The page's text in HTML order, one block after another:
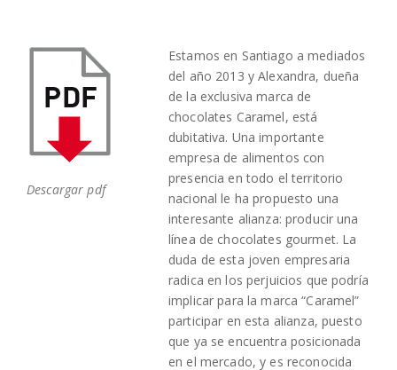
Descargar pdf
Estamos en Santiago a mediados
del año 2013 y Alexandra, dueña
de la exclusiva marca de
chocolates Caramel, está
dubitativa. Una importante
empresa de alimentos con
presencia en todo el territorio
nacional le ha propuesto una
interesante alianza: producir una
línea de chocolates gourmet. La
duda de esta joven empresaria
radica en los perjuicios que podría
implicar para la marca “Caramel”
participar en esta alianza, puesto
que ya se encuentra posicionada
en el mercado, y es reconocida